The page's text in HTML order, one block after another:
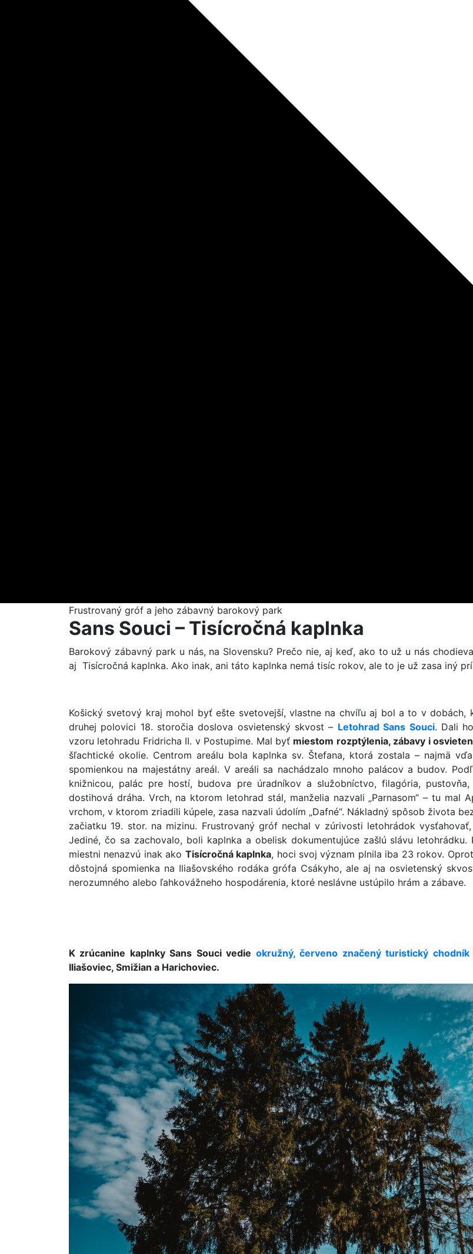
Frustrovaný gróf a jeho zábavný barokový park
Sans Souci – Tisícročná kaplnka
Barokový zábavný park u nás, na Slovensku? Prečo nie, aj keď, ako to už u nás
aj Tisícročná kaplnka. Ako inak, ani táto kaplnka nemá tisíc rokov, ale to je už zasa iný
Košický svetový kraj mohol byť ešte svetovejší, vlastne na chvíľu aj bol a to v dobách,
druhej polovici 18. storočia doslova osvietenský skvost – Letohrad Sans Souci. Dali
vzoru letohradu Fridricha II. v Postupime. Mal byť miestom rozptýlenia, zábavy i
šľachtické okolie. Centrom areálu bola kaplnka sv. Štefana, ktorá zostala – najmä
spomienkou na majestátny areál. V areáli sa nachádzalo mnoho palácov a budov.
knižnicou, palác pre hostí, budova pre úradníkov a služobníctvo, filagória,
dostihová dráha. Vrch, na ktorom letohrad stál, manželia nazvali „Parnasom“ – tu mal
vrchom, v ktorom zriadili kúpele, zasa nazvali údolím „Dafné“. Nákladný spôsob života
začiatku 19. stor. na mizinu. Frustrovaný gróf nechal v zúrivosti letohrádok
Jediné, čo sa zachovalo, boli kaplnka a obelisk dokumentujúce zašlú slávu
miestni nenazvú inak ako Tisícročná kaplnka, hoci svoj význam plnila iba 23 rokov.
dôstojná spomienka na Iliašovského rodáka grófa Csákyho, ale aj na osvietenský
nerozumného alebo ľahkovážneho hospodárenia, ktoré neslávne ustúpilo hrám a zábave.
K zrúcanine kaplnky Sans Souci vedie okružný, červeno značený turistický
Iliašoviec, Smižian a Harichoviec.